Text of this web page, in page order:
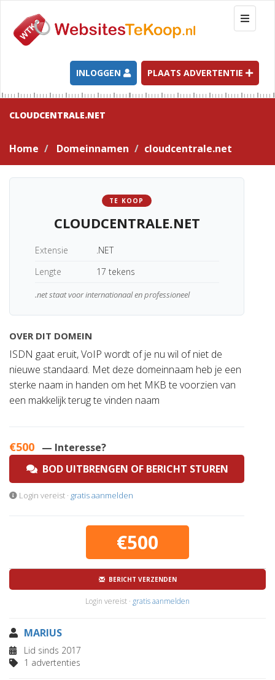
T
o
g
l
e
n
a
t
INLOGGEN PLAATS ADVERTENTIE
CLOUDCENTRALE.NET
Home Domeinnamen cloudcentrale.net
TE KOOP
CLOUDCENTRALE.NET
Extensie
.NET
Lengte
17 tekens
.net staat voor internationaal en professioneel
OVER DIT DOMEIN
ISDN gaat eruit, VoIP wordt of je nu wil of niet de
nieuwe standaard. Met deze domeinnaam heb je een
sterke naam in handen om het MKB te voorzien van
een makkelijk terug te vinden naam
€500 — Interesse?
BOD UITBRENGEN OF BERICHT STUREN
Login vereist · gratis aanmelden
€500
BERICHT VERZENDEN
Login vereist · gratis aanmelden
MARIUS
Lid sinds 2017
1 advertenties